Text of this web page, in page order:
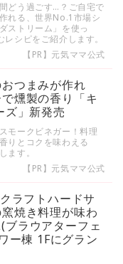
どう過ごす…？ご自宅で
れる、世界No.1市場シ
ストリーム」を使っ
シピをご紹介します。
【PR】元気ママ公式
つまみが作れ
燻製の香り「キ
ズ」新発売
モークビネガー！料理
りとコクを味わえる
ます。
【PR】元気ママ公式
ラフトハードサ
焼き料理が味わ
ブラウアターフェ
ー棟 1Fにグラン